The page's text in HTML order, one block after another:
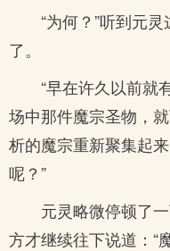
“为何？”听到元
了。
“早在许久以前就
场中那件魔宗圣物，
析的魔宗重新聚集起
呢？”
元灵略微停顿了
方才继续往下说道：“